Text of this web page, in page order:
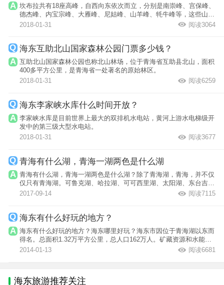
坎布拉共有18座高峰，自西向东依次而立，分别是南崇峰、宫保峰、
德杰峰、内宝宗峰、大雁峰、尼姑峰、山羊峰、牦牛峰等，这些山峰
的命名大都...
2018-01-31 阅读3064
海东互助北山国家森林公园门票多少钱？
互助北山国家森林公园也称北山林场，位于青海省互助县北山，面积
400多平方公里，是青海省一处著名的原始林区。
2018-01-31
阅读6259
海东李家峡水库什么时间开放？
李家峡水库是目前世界上最大的双排机水电站，黄河上游水电梯级开
发中的第三级大型水电站。
2018-01-31
阅读3677
青海有什么湖，青海一湖两色是什么湖
青海有什么湖，青海一湖两色是什么湖？除了青海湖，青海，并不仅
仅只有青海湖。可鲁克湖、哈拉湖、可可西里湖、太阳湖、东台吉乃
尔湖、库赛...
2017-09-14 阅读7115
海东有什么好玩的地方？
海东有什么好玩的地方？海东哪里好玩？海东市因位于青海湖以东而
得名。总面积1.32万平方公里，总人口162万人。矿藏资源和水能资
源丰富。是...
2014-01-13 阅读6681
海东旅游推荐关注